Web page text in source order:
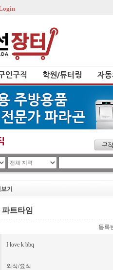
인구직 학원/튜터링 자
기
트타임
등록
I love k bbq
외식/요식